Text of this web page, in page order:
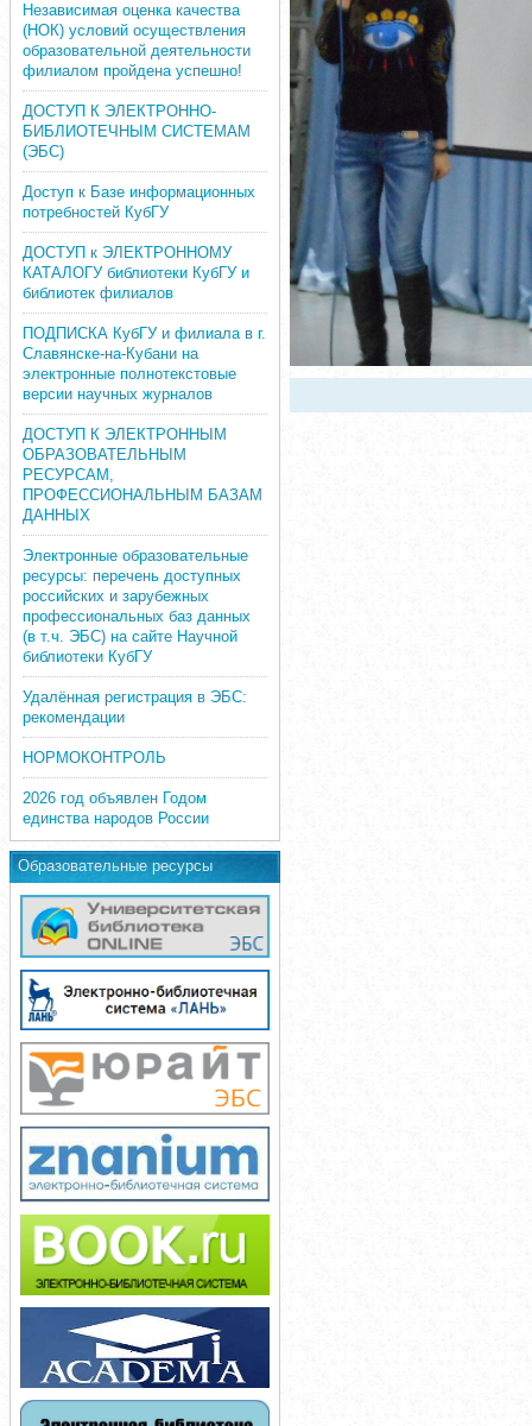
Независимая оценка качества
(НОК) условий осуществления
образовательной деятельности
филиалом пройдена успешно!
ДОСТУП К ЭЛЕКТРОННО-
БИБЛИОТЕЧНЫМ СИСТЕМАМ
(ЭБС)
Доступ к Базе информационных
потребностей КубГУ
ДОСТУП к ЭЛЕКТРОННОМУ
КАТАЛОГУ библиотеки КубГУ и
библиотек филиалов
ПОДПИСКА КубГУ и филиала в г.
Славянске-на-Кубани на
электронные полнотекстовые
версии научных журналов
ДОСТУП К ЭЛЕКТРОННЫМ
ОБРАЗОВАТЕЛЬНЫМ
РЕСУРСАМ,
ПРОФЕССИОНАЛЬНЫМ БАЗАМ
ДАННЫХ
Электронные образовательные
ресурсы: перечень доступных
российских и зарубежных
профессиональных баз данных
(в т.ч. ЭБС) на сайте Научной
библиотеки КубГУ
Удалённая регистрация в ЭБС:
рекомендации
НОРМОКОНТРОЛЬ
2026 год объявлен Годом
единства народов России
Образовательные ресурсы